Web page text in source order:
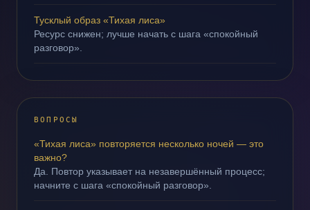
Тусклый образ «Тихая лиса»
Ресурс снижен; лучше начать с шага «спокойный
разговор».
ВОПРОСЫ
«Тихая лиса» повторяется несколько ночей — это
важно?
Да. Повтор указывает на незавершённый процесс;
начните с шага «спокойный разговор».